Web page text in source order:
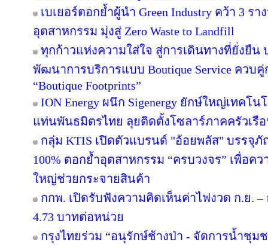
เบเยอร์ตอกย้ำผู้นำ Green Industry คว้า 3 ร
อุตสาหกรรม มุ่งสู่ Zero Waste to Landfill
ทุกก้าวแห่งความใส่ใจ สู่การเดินทางที่ยั่งยืน
พัฒนาการบริการแบบ Boutique Service คว
“Boutique Footprints”
ION Energy ผนึก Sigenergy ยักษ์ใหญ่เทคโ
แท่นพันธมิตรไทย ลุยติดตั้งโซลาร์ภาคครัวเรือ
กลุ่ม KTIS เปิดตัวแบรนด์ "อ้อยพลัส" บรรจุ
100% ตอกย้ำอุตสาหกรรม “ครบวงจร” เพื่อค
ใหญ่ช่วยกระจายสินค้า
กกพ. เปิดรับฟังความคิดเห็นค่าไฟงวด ก.ย. –
4.73 บาทต่อหน่วย
กรุงไทยร่วม “อนุรักษ์ช้างป่า - จัดการน้ำชุ